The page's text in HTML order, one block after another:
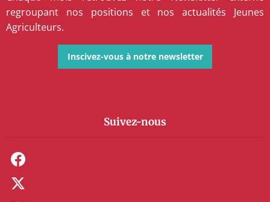
regroupant nos positions et nos actualités Jeunes
Agriculteurs.
Inscivez-vous à notre newsletter
Suivez-nous